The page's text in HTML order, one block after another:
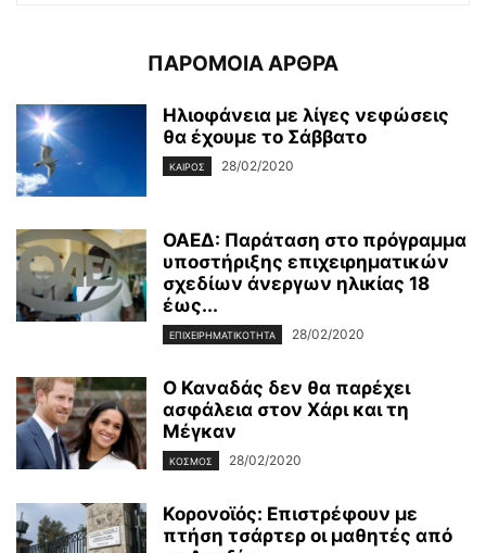
ΠΑΡΟΜΟΙΑ ΑΡΘΡΑ
Ηλιοφάνεια με λίγες νεφώσεις
θα έχουμε το Σάββατο
ΚΑΙΡΌΣ 28/02/2020
ΟΑΕΔ: Παράταση στο πρόγραμμα
υποστήριξης επιχειρηματικών
σχεδίων άνεργων ηλικίας 18
έως...
ΕΠΙΧΕΙΡΗΜΑΤΙΚΌΤΗΤΑ 28/02/2020
Ο Καναδάς δεν θα παρέχει
ασφάλεια στον Χάρι και τη
Μέγκαν
ΚΌΣΜΟΣ 28/02/2020
Κορονοϊός: Επιστρέφουν με
πτήση τσάρτερ οι μαθητές από